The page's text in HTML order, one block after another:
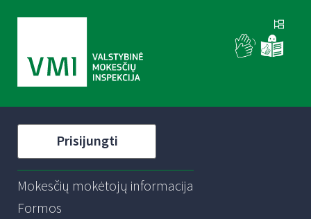
Prisijungti
Mokesčių mokėtojų informacija
Formos